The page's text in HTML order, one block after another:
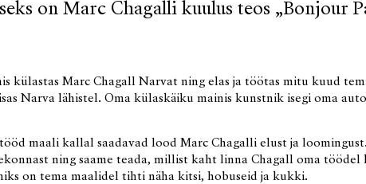
on Marc Chagalli kuulus teos „Bonjour
külastas Marc Chagall Narvat ning elas ja töötas mitu kuud
Narva lähistel. Oma külaskäiku mainis kunstnik isegi oma
maali kallal saadavad lood Marc Chagalli elust ja
ning saame teada, millist kaht linna Chagall oma töödel
on tema maalidel tihti näha kitsi, hobuseid ja kukki.